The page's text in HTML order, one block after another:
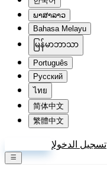
ພາສາລາວ
Bahasa Melayu
မြန်မာဘာသာ
Português
Русский
ไทย
简体中文
繁體中文
تسجيل الدخول